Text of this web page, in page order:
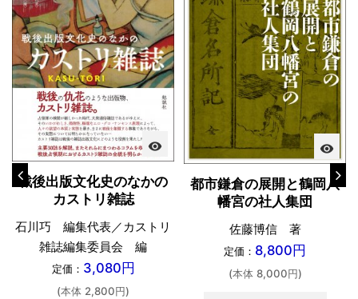
visibility
戦後出版文化史のなかの
カストリ雑誌
石川巧 編集代表／カストリ
雑誌編集委員会 編
定価： 3,080円
(本体 2,800円)
visibility
都市鎌倉の展開と鶴岡八
幡宮の社人集団
佐藤博信 著
定価： 8,800円
(本体 8,000円)